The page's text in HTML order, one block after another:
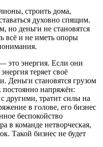
строить дома,
духовно спящим.
но деньги не становятся
всё и не иметь опоры
это энергия. Если они
теряет своё
Деньги становятся грузом
напряжён:
с другими, тратит силы на
в голове, его бизнес
беспокойство
в команде нетворческая,
Такой бизнес не будет